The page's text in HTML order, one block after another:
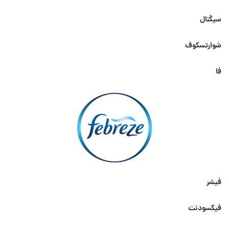
سیگنال
شوارتسکوف
فا
فیشر
فیکسودنت